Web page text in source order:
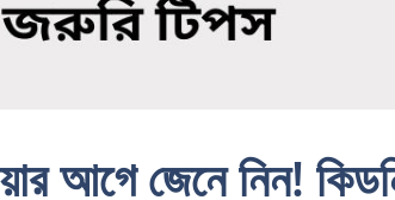
আগে জেনে নিন!